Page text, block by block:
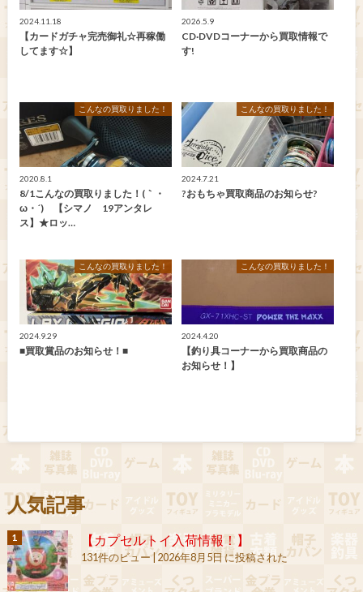
2024.11.18
【カードガチャ完売御礼☆再稼働
してます☆】
2026.5.9
CD·DVDコーナーから買取情報で
す!
こんなの買取りました！
2020.8.1
8/1こんなの買取りました！(｀・
ω・´)ゞ【シマノ 19アンタレ
ス】★ロッ…
こんなの買取りました！
2024.7.21
?おもちゃ買取商品のお知らせ?
こんなの買取りました！
2024.9.29
■買取賞品のお知らせ！■
こんなの買取りました！
2024.4.20
【釣り具コーナーから買取商品の
お知らせ！】
人気記事
【カプセルトイ入荷情報！】
131件のビュー|2026年8月5日 に投稿された